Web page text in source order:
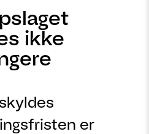
ikke
er